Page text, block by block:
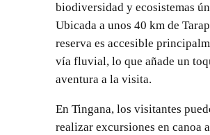
biodiversidad y ecosistemas
Ubicada a unos 40 km de
reserva es accesible
vía fluvial, lo que añade un
aventura a la visita.
En Tingana, los visitantes
realizar excursiones en canoa